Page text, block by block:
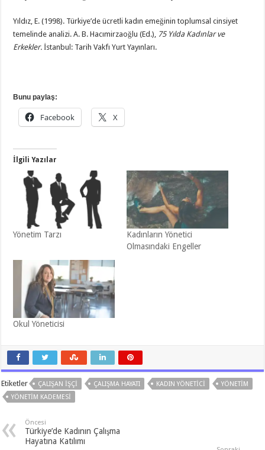
Yıldız, E. (1998). Türkiye’de ücretli kadın emeğinin toplumsal cinsiyet
temelinde analizi. A. B. Hacımirzaoğlu (Ed.), 75 Yılda Kadınlar ve
Erkekler.İstanbul: Tarih Vakfı Yurt Yayınları.
Bunu paylaş:
Facebook X
İlgili Yazılar
Yönetim Tarzı
Kadınların Yönetici
Olmasındaki Engeller
Okul Yöneticisi
Etiketler ÇALIŞAN IŞÇI ÇALIŞMA HAYATI KADIN YÖNETICI
YÖNETIM
YÖNETIM KADEMESI
Öncesi
Türkiye’de Kadının Çalışma
Hayatına Katılımı